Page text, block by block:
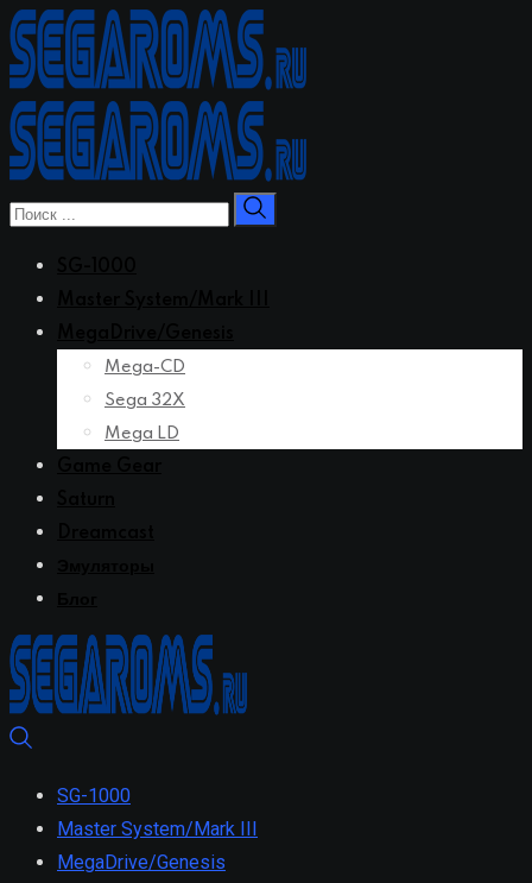
Перейти
к
контенту
Mega-CD
Sega 32X
Mega LD
SG-1000
Master System/Mark III
MegaDrive/Genesis